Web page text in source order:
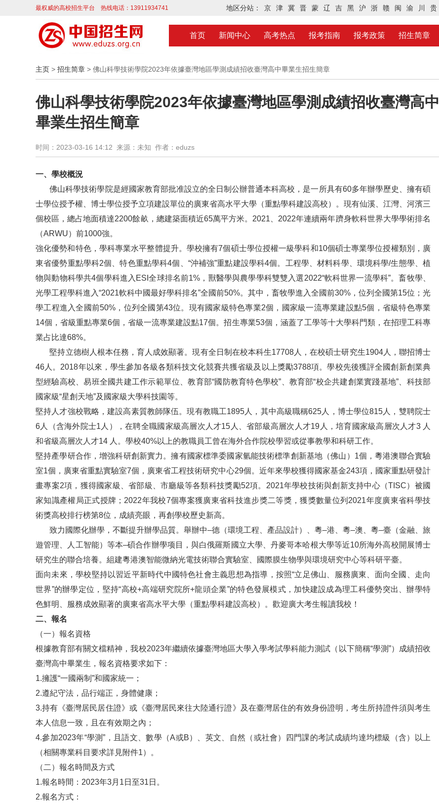
最权威的高校招生平台 热线电话：13911934741 地区分站： 京 津 冀 晋 蒙 辽 吉 黑 沪 浙 赣 闽 渝 川 贵
首页 新闻中心 高考热点 报考指南 报考政策 招生简章
主页 > 招生简章 > 佛山科學技術學院2023年依據臺灣地區學測成績招收臺灣高中畢業生招生簡章
佛山科學技術學院2023年依據臺灣地區學測成績招收臺灣高中
畢業生招生簡章
时间：2023-03-16 14:12 来源：未知 作者：eduzs
一、學校概況
佛山科學技術學院是經國家教育部批准設立的全日制公辦普通本科高校，是一所具有60多年辦學歷史、擁有碩
士學位授予權、博士學位授予立項建設單位的廣東省高水平大學（重點學科建設高校）。現有仙溪、江灣、河濱三
個校區，總占地面積達2200餘畝，總建築面積近65萬平方米。2021、2022年連續兩年躋身軟科世界大學學術排名
（ARWU）前1000強。
強化優勢和特色，學科專業水平整體提升。學校擁有7個碩士學位授權一級學科和10個碩士專業學位授權類別，廣
東省優勢重點學科2個、特色重點學科4個、“沖補強”重點建設學科4個。工程學、材料科學、環境科學/生態學、植
物與動物科學共4個學科進入ESI全球排名前1%，獸醫學與農學學科雙雙入選2022“軟科世界一流學科”。畜牧學、
光學工程學科進入“2021軟科中國最好學科排名”全國前50%。其中，畜牧學進入全國前30%，位列全國第15位；光
學工程進入全國前50%，位列全國第43位。現有國家級特色專業2個，國家級一流專業建設點5個，省級特色專業
14個，省級重點專業6個，省級一流專業建設點17個。招生專業53個，涵蓋了工學等十大學科門類，在招理工科專
業占比達68%。
堅持立德樹人根本任務，育人成效顯著。現有全日制在校本科生17708人，在校碩士研究生1904人，聯招博士
46人。2018年以來，學生參加各級各類科技文化競賽共獲省級及以上獎勵3788項。學校先後獲評全國創新創業典
型經驗高校、易班全國共建工作示範單位、教育部“國防教育特色學校”、教育部“校企共建創業實踐基地”、科技部
國家級“星創天地”及國家級大學科技園等。
堅持人才強校戰略，建設高素質教師隊伍。現有教職工1895人，其中高級職稱625人，博士學位815人，雙聘院士
6人（含海外院士1人），在聘全職國家級高層次人才15人、省部級高層次人才19人，培育國家級高層次人才3 人
和省級高層次人才14 人。學校40%以上的教職員工曾在海外合作院校學習或從事教學和科研工作。
堅持產學研合作，增強科研創新實力。擁有國家標準委國家氫能技術標準創新基地（佛山）1個，粵港澳聯合實驗
室1個，廣東省重點實驗室7個，廣東省工程技術研究中心29個。近年來學校獲得國家基金243項，國家重點研發計
畫專案2項，獲得國家級、省部級、市廳級等各類科技獎勵52項。2021年學校技術與創新支持中心（TISC）被國
家知識產權局正式授牌；2022年我校7個專案獲廣東省科技進步獎二等獎，獲獎數量位列2021年度廣東省科學技
術獎高校排行榜第8位，成績亮眼，再創學校歷史新高。
致力國際化辦學，不斷提升辦學品質。舉辦中–德（環境工程、產品設計）、粵–港、粵–澳、粵–臺（金融、旅
遊管理、人工智能）等本–碩合作辦學项目，與白俄羅斯國立大學、丹麥哥本哈根大學等近10所海外高校開展博士
研究生的聯合培養。組建粵港澳智能微納光電技術聯合實驗室、國際膜生物學與環境研究中心等科研平臺。
面向未來，學校堅持以習近平新時代中國特色社會主義思想為指導，按照“立足佛山、服務廣東、面向全國、走向
世界”的辦學定位，堅持“高校+高端研究院所+龍頭企業”的特色發展模式，加快建設成為理工科優勢突出、辦學特
色鮮明、服務成效顯著的廣東省高水平大學（重點學科建設高校）。歡迎廣大考生報讀我校！
二、報名
（一）報名資格
根據教育部有關文檔精神，我校2023年繼續依據臺灣地區大學入學考試學科能力測試（以下簡稱“學測”）成績招收
臺灣高中畢業生，報名資格要求如下：
1.擁護“一國兩制”和國家統一；
2.遵紀守法，品行端正，身體健康；
3.持有《臺灣居民居住證》或《臺灣居民來往大陸通行證》及在臺灣居住的有效身份證明，考生所持證件須與考生
本人信息一致，且在有效期之內；
4.參加2023年“學測”，且語文、數學（A或B）、英文、自然（或社會）四門課的考試成績均達均標級（含）以上
（相關專業科目要求詳見附件1）。
（二）報名時間及方式
1.報名時間：2023年3月1日至31日。
2.報名方式：